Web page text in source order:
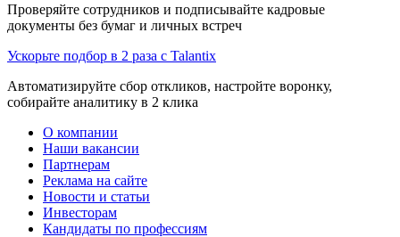
Проверяйте сотрудников и подписывайте кадровые
документы без бумаг и личных встреч
Ускорьте подбор в 2 раза с Talantix
Автоматизируйте сбор откликов, настройте воронку,
собирайте аналитику в 2 клика
О компании
Наши вакансии
Партнерам
Реклама на сайте
Новости и статьи
Инвесторам
Кандидаты по профессиям